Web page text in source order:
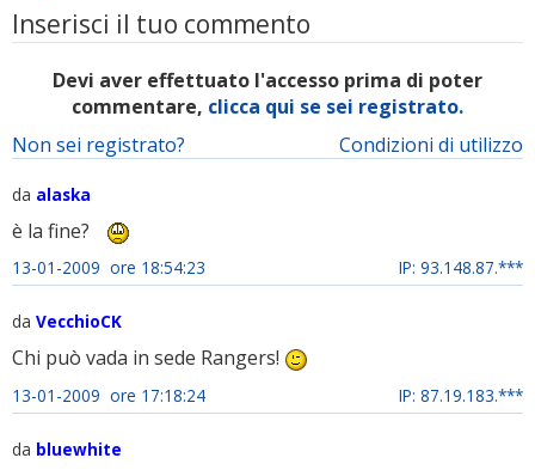
Inserisci il tuo commento
Devi aver effettuato l'accesso prima di poter
commentare, clicca qui se sei registrato.
Condizioni di utilizzo
Non sei registrato?
da alaska
è la fine?
13-01-2009 ore 18:54:23 IP: 93.148.87.***
da VecchioCK
Chi può vada in sede Rangers!
13-01-2009 ore 17:18:24 IP: 87.19.183.***
da bluewhite